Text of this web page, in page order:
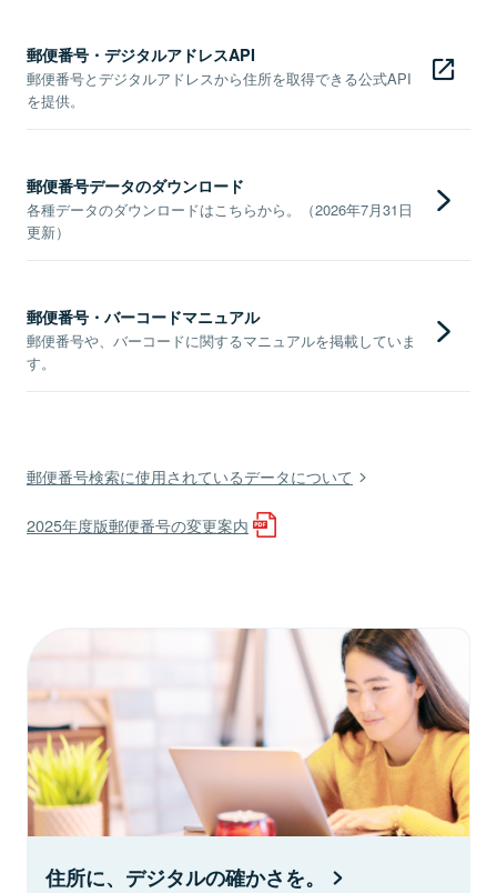
郵便番号・デジタルアドレスAPI
郵便番号とデジタルアドレスから住所を取得できる公式API
を提供。
郵便番号データのダウンロード
各種データのダウンロードはこちらから。（2026年7月31日
更新）
郵便番号・バーコードマニュアル
郵便番号や、バーコードに関するマニュアルを掲載していま
す。
郵便番号検索に使用されているデータについて
2025年度版郵便番号の変更案内
住所に、デジタルの確かさを。